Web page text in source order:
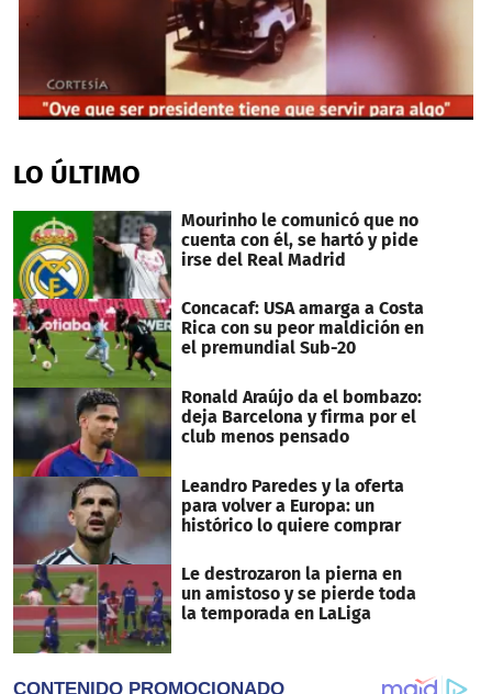
of
24
LO ÚLTIMO
Mourinho le comunicó que no
cuenta con él, se hartó y pide
irse del Real Madrid
Concacaf: USA amarga a Costa
Rica con su peor maldición en
el premundial Sub-20
Ronald Araújo da el bombazo:
deja Barcelona y firma por el
club menos pensado
Leandro Paredes y la oferta
para volver a Europa: un
histórico lo quiere comprar
Le destrozaron la pierna en
un amistoso y se pierde toda
la temporada en LaLiga